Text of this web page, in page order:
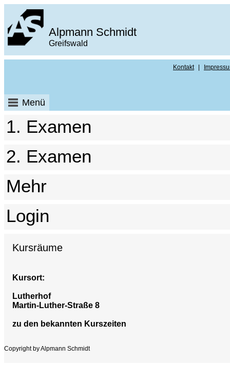
Alpmann Schmidt
Greifswald
Kontakt
Menü
1. Examen
2. Examen
Mehr
Login
Kursräume
Kursort:
Lutherhof
Martin-Luther-Straße 8
zu den bekannten Kurszeiten
Copyright by Alpmann Schmidt